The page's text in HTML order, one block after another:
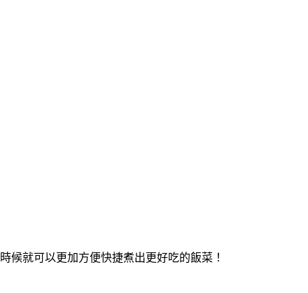
候就可以更加方便快捷煮出更好吃的飯菜！